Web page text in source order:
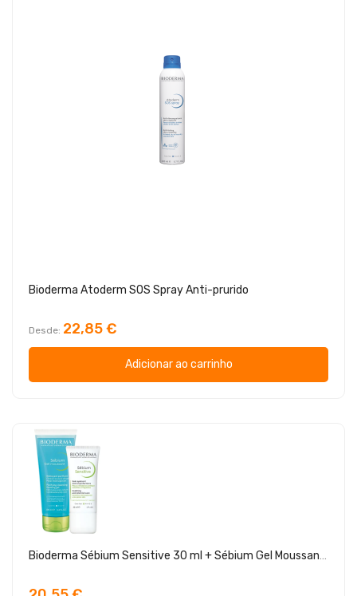
Bioderma Atoderm SOS Spray Anti-prurido
Desde 22,85 €
Adicionar ao carrinho
Bioderma Sébium Sensitive 30 ml + Sébium Gel Moussant 100 ml (oferta)